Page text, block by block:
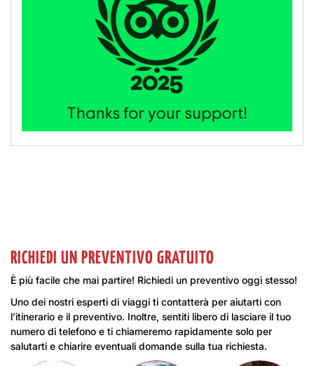
RICHIEDI UN PREVENTIVO GRATUITO
È più facile che mai partire! Richiedi un preventivo oggi stesso!
Uno dei nostri esperti di viaggi ti contatterà per aiutarti con
l’itinerario e il preventivo. Inoltre, sentiti libero di lasciare il tuo
numero di telefono e ti chiameremo rapidamente solo per
salutarti e chiarire eventuali domande sulla tua richiesta.